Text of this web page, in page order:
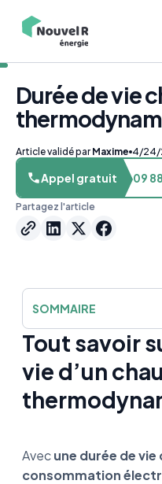
Durée de vie
Article validé par Maxime 4/24/
Appel gratuit 09
Partagez l'article
Tout savoir
vie d’un
Avecune durée de vie
consommation
SOMMAIRE
Tout savoir sur la
chauffe-eau
Quelle est la durée
thermodynamique ?
ballon d’eau